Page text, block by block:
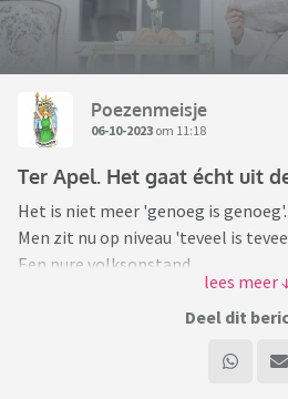
Poezenmeisje
06-10-2023 om 11:18
Ter Apel. Het gaat écht uit
Het is niet meer 'genoeg is genoeg'.
Men zit nu op niveau 'teveel is
Een pure volksopstand.
Dit naar aanleiding van diefstal uit
Deel dit